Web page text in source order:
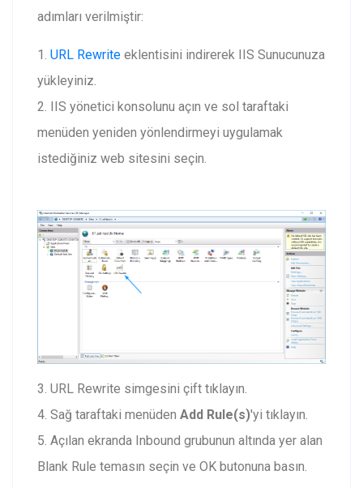
adımları verilmiştir:
1. URL Rewrite eklentisini indirerek IIS Sunucunuza
yükleyiniz.
2. IIS yönetici konsolunu açın ve sol taraftaki
menüden yeniden yönlendirmeyi uygulamak
istediğiniz web sitesini seçin.
3. URL Rewrite simgesini çift tıklayın.
4. Sağ taraftaki menüden Add Rule(s)'yi tıklayın.
5. Açılan ekranda Inbound grubunun altında yer alan
Blank Rule temasın seçin ve OK butonuna basın.